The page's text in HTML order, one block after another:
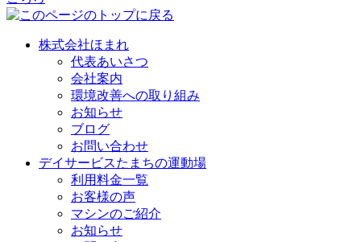
株式会社ほまれ
代表あいさつ
会社案内
環境改善への取り組み
お知らせ
ブログ
お問い合わせ
デイサービスたまちの運動場
利用料金一覧
お客様の声
マシンのご紹介
お知らせ